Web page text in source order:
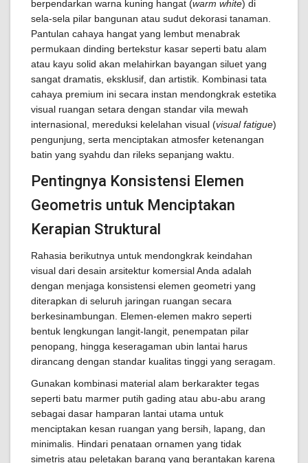
berpendarkan warna kuning hangat (warm white) di
sela-sela pilar bangunan atau sudut dekorasi tanaman.
Pantulan cahaya hangat yang lembut menabrak
permukaan dinding bertekstur kasar seperti batu alam
atau kayu solid akan melahirkan bayangan siluet yang
sangat dramatis, eksklusif, dan artistik. Kombinasi tata
cahaya premium ini secara instan mendongkrak estetika
visual ruangan setara dengan standar vila mewah
internasional, mereduksi kelelahan visual (visual fatigue)
pengunjung, serta menciptakan atmosfer ketenangan
batin yang syahdu dan rileks sepanjang waktu.
Pentingnya Konsistensi Elemen
Geometris untuk Menciptakan
Kerapian Struktural
Rahasia berikutnya untuk mendongkrak keindahan
visual dari desain arsitektur komersial Anda adalah
dengan menjaga konsistensi elemen geometri yang
diterapkan di seluruh jaringan ruangan secara
berkesinambungan. Elemen-elemen makro seperti
bentuk lengkungan langit-langit, penempatan pilar
penopang, hingga keseragaman ubin lantai harus
dirancang dengan standar kualitas tinggi yang seragam.
Gunakan kombinasi material alam berkarakter tegas
seperti batu marmer putih gading atau abu-abu arang
sebagai dasar hamparan lantai utama untuk
menciptakan kesan ruangan yang bersih, lapang, dan
minimalis. Hindari penataan ornamen yang tidak
simetris atau peletakan barang yang berantakan karena